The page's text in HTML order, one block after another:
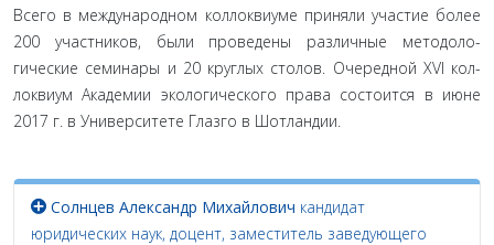
Всего в международном коллоквиуме приняли участие более
200 участников, были проведены различные методоло­
гические семинары и 20 круглых столов. Очередной XVI кол­
локвиум Академии экологического права состоится в июне
2017 г. в Университете Глазго в Шотландии.
Солнцев Александр Михайлович кандидат
юридических наук, доцент, заместитель заведующего